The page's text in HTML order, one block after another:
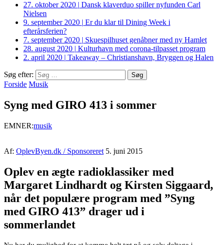
27. oktober 2020 | Dansk klaverduo spiller nyfunden Carl
Nielsen
9. september 2020 | Er du klar til Dining Week i
efterårsferien?
7. september 2020 | Skuespilhuset genåbner med ny Hamlet
28. august 2020 | Kulturhavn med corona-tilpasset program
2. april 2020 | Takeaway – Christianshavn, Bryggen og Halen
Søg efter:
Forside Musik
Syng med GIRO 413 i sommer
EMNER:musik
Af: OplevByen.dk / Sponsoreret 5. juni 2015
Oplev en ægte radioklassiker med
Margaret Lindhardt og Kirsten Siggaard,
når det populære program med ”Syng
med GIRO 413” drager ud i
sommerlandet